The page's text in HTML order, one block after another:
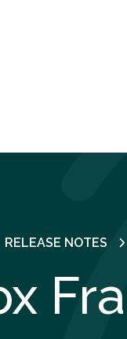
RELEASE NOTES